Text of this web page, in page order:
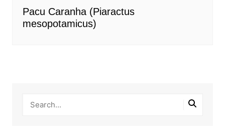
Pacu Caranha (Piaractus
mesopotamicus)